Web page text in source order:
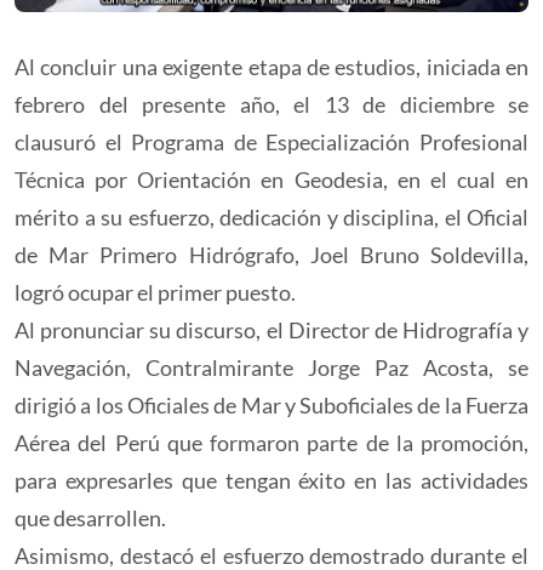
Al concluir una exigente etapa de estudios, iniciada en
febrero del presente año, el 13 de diciembre se
clausuró el Programa de Especialización Profesional
Técnica por Orientación en Geodesia, en el cual en
mérito a su esfuerzo, dedicación y disciplina, el Oficial
de Mar Primero Hidrógrafo, Joel Bruno Soldevilla,
logró ocupar el primer puesto.
Al pronunciar su discurso, el Director de Hidrografía y
Navegación, Contralmirante Jorge Paz Acosta, se
dirigió a los Oficiales de Mar y Suboficiales de la Fuerza
Aérea del Perú que formaron parte de la promoción,
para expresarles que tengan éxito en las actividades
que desarrollen.
Asimismo, destacó el esfuerzo demostrado durante el